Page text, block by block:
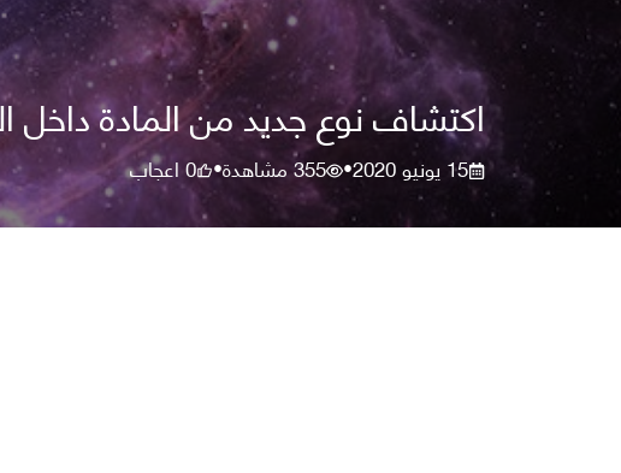
اكتشاف نوع جديد من المادة داخل
15 يونيو 2020 •
355مشاهدة•
0اعجاب